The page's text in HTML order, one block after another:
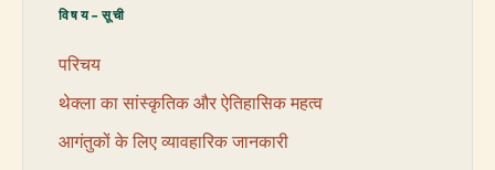
विषय-सूची
परिचय
थेक्ला का सांस्कृतिक और ऐतिहासिक महत्व
आगंतुकों के लिए व्यावहारिक जानकारी